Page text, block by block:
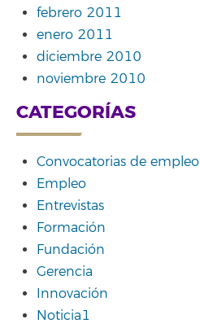
febrero 2011
enero 2011
diciembre 2010
noviembre 2010
CATEGORÍAS
Convocatorias de empleo
Empleo
Entrevistas
Formación
Fundación
Gerencia
Innovación
Noticia1